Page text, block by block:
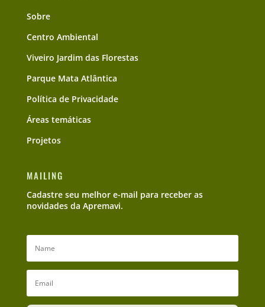
Sobre
Centro Ambiental
Viveiro Jardim das Florestas
Parque Mata Atlântica
Política de Privacidade
Áreas temáticas
Projetos
MAILING
Cadastre seu melhor e-mail para receber as
novidades da Apremavi.